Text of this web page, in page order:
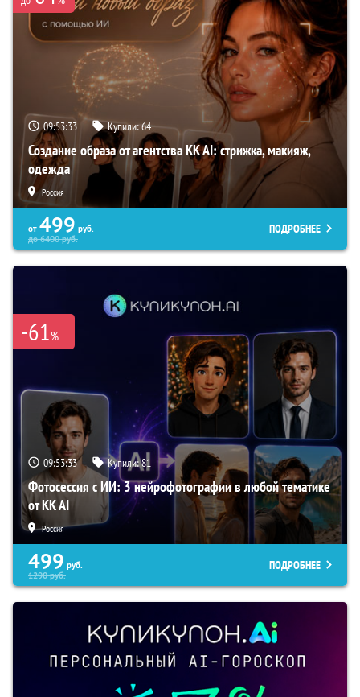
09:53:32 Купили:64
Создание образа от агентства KK AI: стрижка, макияж,
одежда
Россия
от 499 руб.
до6400руб.
ПОДРОБНЕЕ
-61%
09:53:32 Купили:81
Фотосессия с ИИ: 3 нейрофотографии в любой тематике
от KK AI
Россия
499 руб.
1290руб.
ПОДРОБНЕЕ